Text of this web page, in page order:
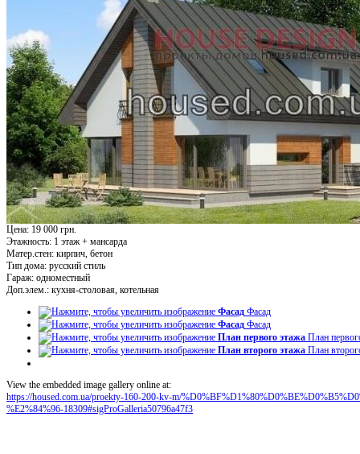
Цена: 19 000 грн.
Этажность: 1 этаж + мансарда
Матер.стен: кирпич, бетон
Тип дома: русский стиль
Гараж: одноместный
Доп.элем.: кухня-столовая, котельная
Фасад Фасад
Фасад Фасад
План первого этажа План
План второго этажа План
View the embedded image gallery online at:
https://housed.com.ua/proekty-160-200-kv-m/
%E2%84%96-18309#sigProGalleria50796a47f3